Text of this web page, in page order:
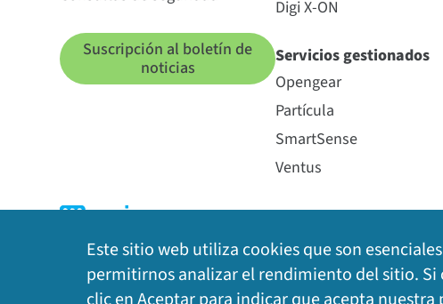
Suscripción al boletín de
noticias
Digi X-ON
Servicios gestionados
Opengear
Partícula
SmartSense
Ventus
Este sitio web utiliza cookies que son
permitirnos analizar el rendimiento del sitio.